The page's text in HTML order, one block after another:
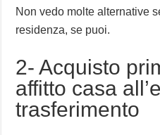
Non vedo molte alternative
residenza, se puoi.
2- Acquisto
affitto casa
trasferimento